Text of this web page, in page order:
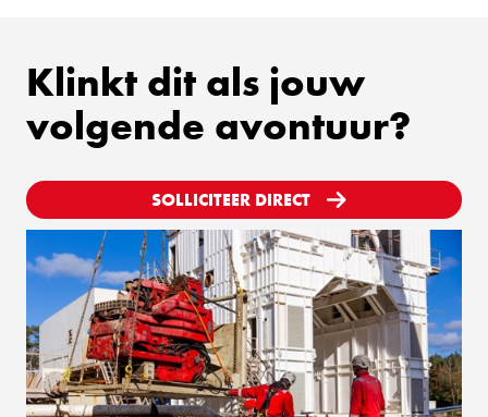
Klinkt dit als jouw
volgende avontuur?
SOLLICITEER DIRECT